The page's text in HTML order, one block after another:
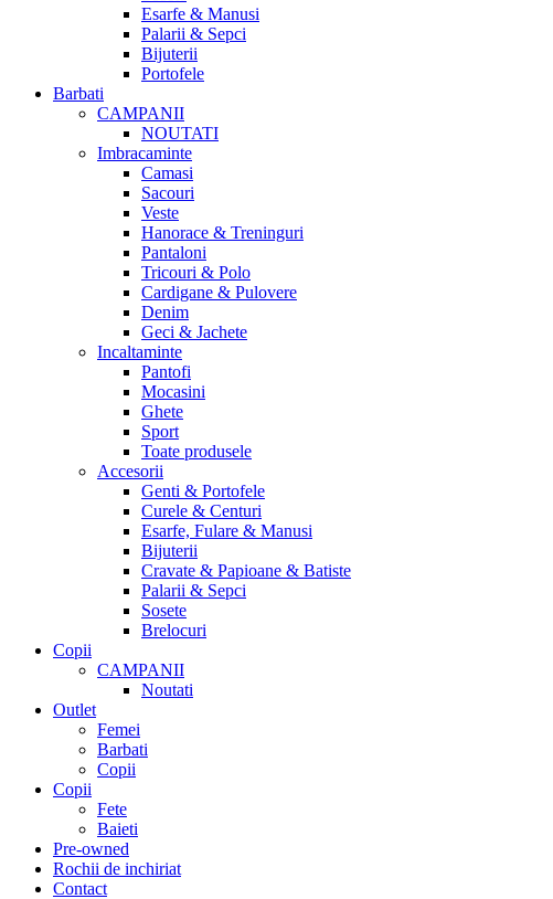
Esarfe & Manusi
Palarii & Sepci
Bijuterii
Portofele
Barbati
CAMPANII
NOUTATI
Imbracaminte
Camasi
Sacouri
Veste
Hanorace & Treninguri
Pantaloni
Tricouri & Polo
Cardigane & Pulovere
Denim
Geci & Jachete
Incaltaminte
Pantofi
Mocasini
Ghete
Sport
Toate produsele
Accesorii
Genti & Portofele
Curele & Centuri
Esarfe, Fulare & Manusi
Bijuterii
Cravate & Papioane & Batiste
Palarii & Sepci
Sosete
Brelocuri
Copii
CAMPANII
Noutati
Outlet
Femei
Barbati
Copii
Copii
Fete
Baieti
Pre-owned
Rochii de inchiriat
Contact